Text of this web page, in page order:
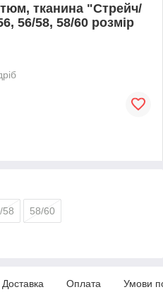
тканина "Стрейч/
56/58, 58/60 розмір
58 58/60
Доставка Оплата Умови